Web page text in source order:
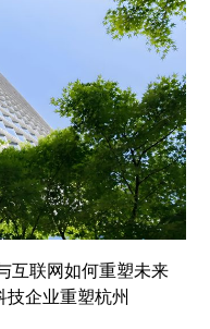
互联网如何重塑未来
技企业重塑杭州